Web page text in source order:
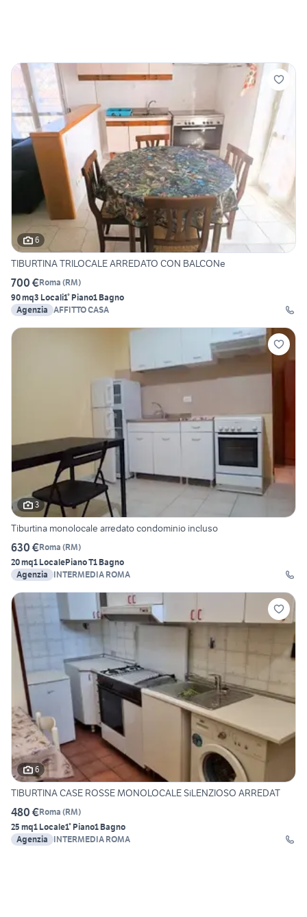
6
TIBURTINA TRILOCALE ARREDATO CON BALCONe
700 €Roma (RM)
90 mq3 Locali1° Piano1 Bagno
Agenzia AFFITTO CASA
3
Tiburtina monolocale arredato condominio incluso
630 €Roma (RM)
20 mq1 LocalePiano T1 Bagno
Agenzia
INTERMEDIA ROMA
6
TIBURTINA CASE ROSSE MONOLOCALE SiLENZIOSO ARREDAT
480 €Roma (RM)
25 mq1 Locale1° Piano1 Bagno
Agenzia
INTERMEDIA ROMA